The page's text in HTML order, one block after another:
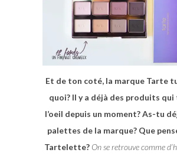
Et de ton coté, la marque Tarte
quoi? Il y a déjà des produits
l’oeil depuis un moment? As-tu
palettes de la marque? Que
Tartelette? On se retrouve comme